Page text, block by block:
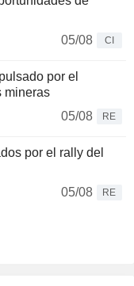
05/08
CI
por el
mineras
05/08
RE
por el rally del
05/08
RE